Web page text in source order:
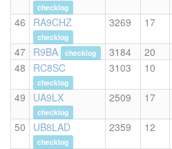
checklog
46 RA9CHZ
checklog
3269 17
47 R9BA checklog 3184 20
48
RC8SC
checklog
3103 10
49 UA9LX
checklog
2509 17
50 UB8LAD
checklog
2359 12